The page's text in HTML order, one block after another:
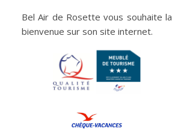
Bel Air de Rosette vous souhaite la
bienvenue sur son site internet.